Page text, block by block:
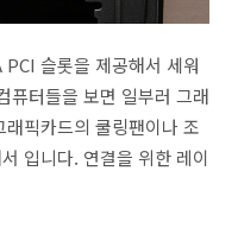
슬롯을 제공해서 세워
퓨터들을 보면 일부러 그래
픽카드의 쿨링팬이나 조
입니다. 연결을 위한 레이